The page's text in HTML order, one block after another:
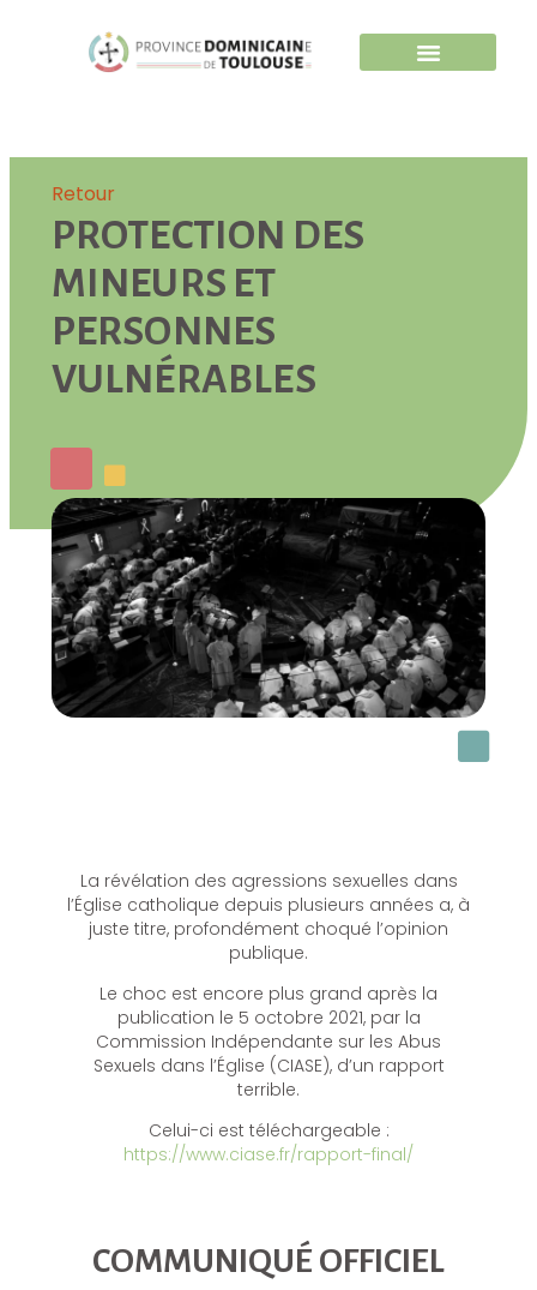
Retour
PROTECTION DES
MINEURS ET
PERSONNES
VULNÉRABLES
La révélation des agressions sexuelles dans
l’Église catholique depuis plusieurs années a, à
juste titre, profondément choqué l’opinion
publique.
Le choc est encore plus grand après la
publication le 5 octobre 2021, par la
Commission Indépendante sur les Abus
Sexuels dans l’Église (CIASE), d’un rapport
terrible.
Celui-ci est téléchargeable :
https://www.ciase.fr/rapport-final/
COMMUNIQUÉ OFFICIEL